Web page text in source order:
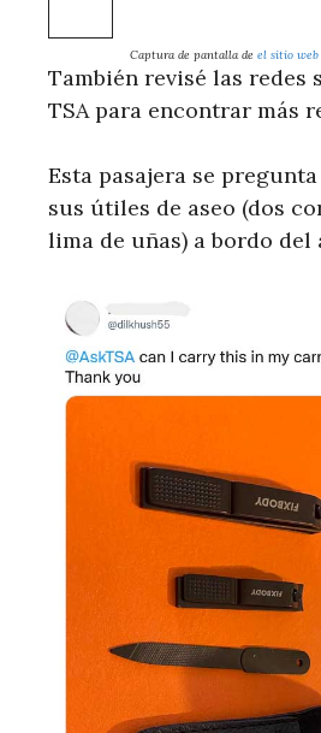
Captura de pantalla de el sitio web
También revisé las redes
TSA para encontrar más
Esta pasajera se
sus útiles de aseo (dos
lima de uñas) a bordo del